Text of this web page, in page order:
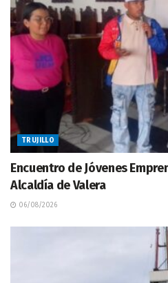
TRUJILLO
Encuentro de Jóvenes
Alcaldía de Valera
06/08/2026